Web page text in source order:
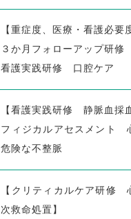
【重症度、医療・看護必要
３か月フォローアップ研修
看護実践研修 口腔ケア
【看護実践研修 静脈血採
フィジカルアセスメント
危険な不整脈
【クリティカルケア研修
次救命処置】